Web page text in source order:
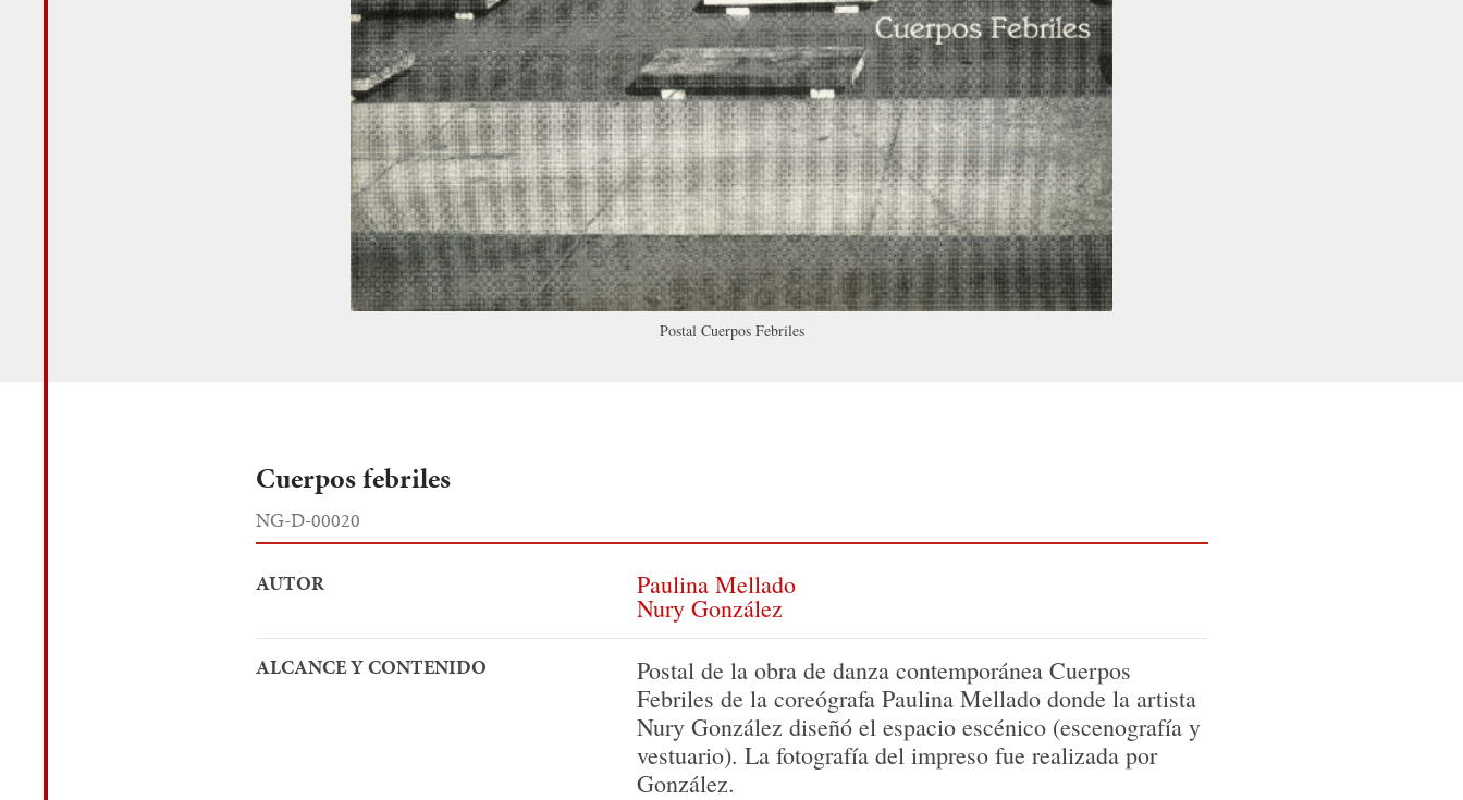
Postal Cuerpos Febriles
Cuerpos febriles
NG-D-00020
AUTOR Paulina Mellado
Nury González
ALCANCE Y CONTENIDO
Postal de la obra de danza contemporánea Cuerpos
Febriles de la coreógrafa Paulina Mellado donde la artista
Nury González diseñó el espacio escénico (escenografía y
vestuario). La fotografía del impreso fue realizada por
González.